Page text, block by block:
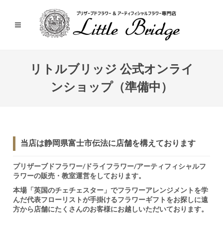
リトルブリッジ 公式オンライ
ンショップ（準備中）
当店は静岡県富士市伝法に店舗を構えております
プリザーブドフラワー/ドライフラワー/アーティフィシャルフ
ラワーの販売・教室運営をしております。
本場「英国のチェチェスター」でフラワーアレンジメントを学
んだ代表フローリストが手掛けるフラワーギフトをお探しに遠
方から店舗にたくさんのお客様にお越しいただいております。